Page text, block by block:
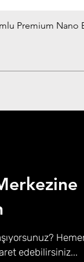
Premium Nano
edebilirsiniz...